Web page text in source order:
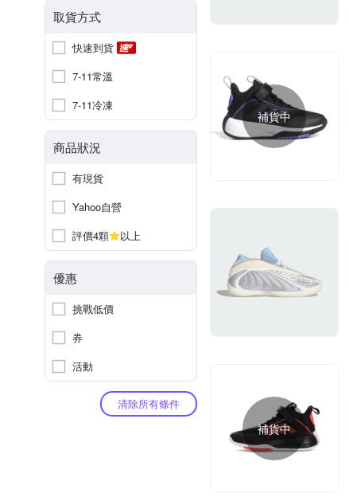
取貨方式
快速到貨
7-11常溫
7-11冷凍
商品狀況
有現貨
Yahoo自營
評價4顆
以上
優惠
挑戰低價
券
活動
清除所有條件
補貨中
補貨中